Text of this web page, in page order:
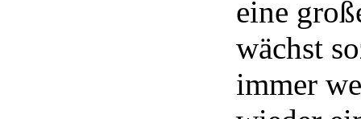
eine
wächst
immer